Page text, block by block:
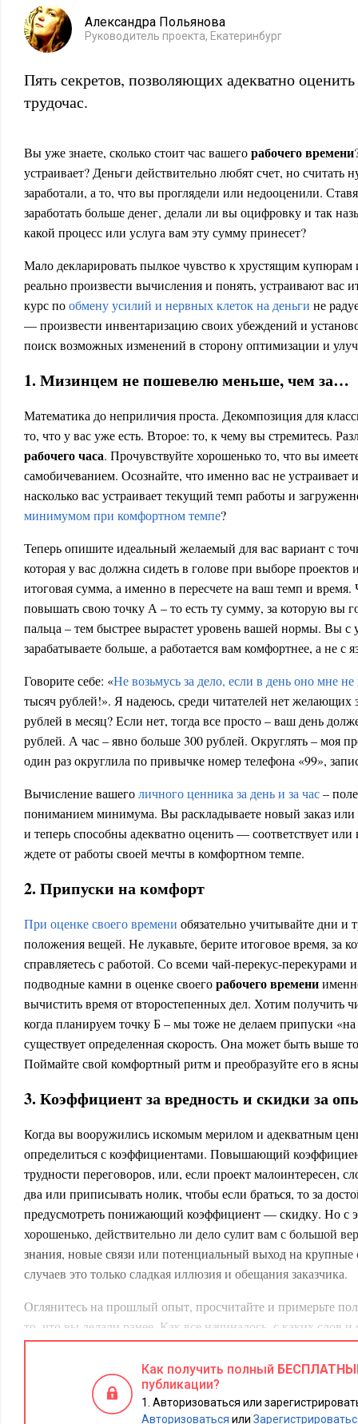
Александра Польянова
Руководитель проекта, Екатеринбург
Пять секретов, позволяющих адекватно
трудочас.
Вы уже знаете, сколько стоит час вашегорабочего времени
устраивает? Деньги действительно любят счет, но считать
заработали, а то, что вы проглядели или недооценили.
заработать больше денег, делали ли вы оцифровку и так
какой процесс или услуга вам эту сумму принесет?
Мало декларировать пылкое чувство к хрустящим
реально произвести вычисления и понять, устраивают вас
курс пообмену усилий и нервных клеток на деньги не
— произвести инвентаризацию своих убеждений и
поиск возможных изменений в сторону оптимизации и
1. Мизинцем не пошевелю меньше, чем за…
Математика до неприличия проста. Декомпозиция для
то, что у вас уже есть. Второе: то, к чему вы стремитесь.
рабочего часа. Прочувствуйте хорошенько то, что вы
самобичеванием. Осознайте, что именно вас не устраивает
насколько вас устраивает текущий темп работы и
минимумом при комфортном темпе?
Теперь опишите идеальный желаемый для вас вариант с
которая у вас должна сидеть в голове при выборе
итоговая сумма, а именно в пересчете на ваш темп и
повышать свою точку А – то есть ту сумму, за которую вы
пальца – тем быстрее вырастет уровень вашей нормы. Вы с
зарабатываете больше, а работается вам комфортнее, а не с
Говорите себе: «Не возьмусь за дело, если в день оно мне не
тысяч рублей!». Я надеюсь, среди читателей нет желающих
рублей в месяц? Если нет, тогда все просто – ваш день
рублей. А час – явно больше 300 рублей. Округлять – моя
один раз округлила по привычке номер телефона «99»,
Вычисление вашеголичного ценника за день и за час–
пониманием минимума. Вы раскладываете новый заказ или
и теперь способны адекватно оценить — соответствует
ждете от работы своей мечты в комфортном темпе.
2. Припуски на комфорт
При оценке своего времени обязательно учитывайте дни и
положения вещей. Не лукавьте, берите итоговое время, за
справляетесь с работой. Со всеми чай-перекус-перекурами
подводные камни в оценке своегорабочего времени
вычистить время от второстепенных дел. Хотим получить
когда планируем точку Б – мы тоже не делаем припуски
существует определенная скорость. Она может быть выше
Поймайте свой комфортный ритм и преобразуйте его в
3. Коэффициент за вредность и скидки за
Когда вы вооружились искомым мерилом и адекватным
определиться с коэффициентами. Повышающий
трудности переговоров, или, если проект малоинтересен,
два или приписывать нолик, чтобы если браться, то за
предусмотреть понижающий коэффициент — скидку. Но с
хорошенько, действительно ли дело сулит вам с большой
знания, новые связи или потенциальный выход на
случаев это только сладкая иллюзия и обещания заказчика.
Оглянитесь на прошлый опыт, просчитайте и примерьте
то, что вы делали ранее. Как все начиналось, с каких
объяснять, что общение в начале проекта лучше, чем в
случаях оно может быть равномерным. Но чаще есть
Вспомните, во что все в итоге вылилось? И на чем в итоге
Как получить полный
публикации?
Авторизоваться или
Авторизоваться или